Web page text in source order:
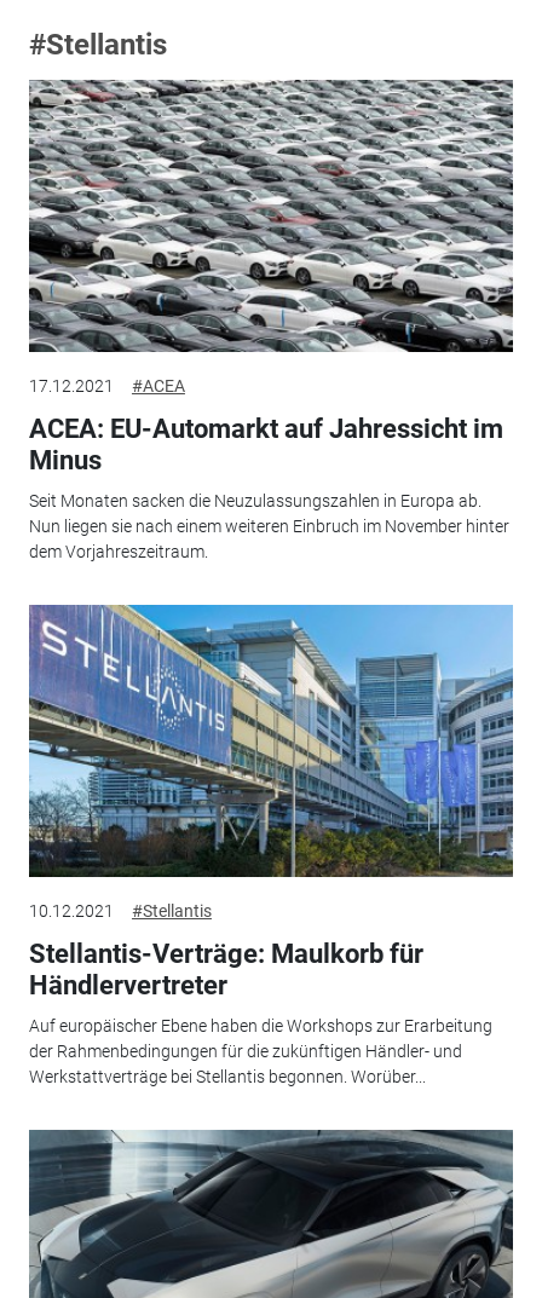
#Stellantis
17.12.2021 #ACEA
ACEA: EU-Automarkt auf Jahressicht im
Minus
Seit Monaten sacken die Neuzulassungszahlen in Europa ab.
Nun liegen sie nach einem weiteren Einbruch im November hinter
dem Vorjahreszeitraum.
10.12.2021 #Stellantis
Stellantis-Verträge: Maulkorb für
Händlervertreter
Auf europäischer Ebene haben die Workshops zur Erarbeitung
der Rahmenbedingungen für die zukünftigen Händler- und
Werkstattverträge bei Stellantis begonnen. Worüber...